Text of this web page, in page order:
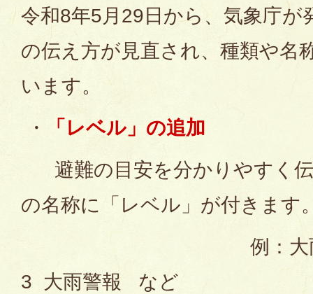
令和8年5月29日から、気象庁が
の伝え方が見直され、種類や名
います。
・
「レベル」の追加
避難の目安を分かりやすく伝
の名称に「レベル」が付きます
例：大雨警報
3 大雨警報 など